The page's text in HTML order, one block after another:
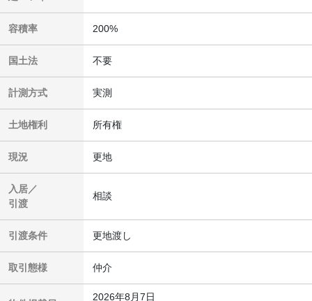
容積率 200%
国土法 不要
計測方式 実測
土地権利 所有権
現況 更地
入居／
引渡
相談
引渡条件 更地渡し
取引態様 仲介
2026年8月7日